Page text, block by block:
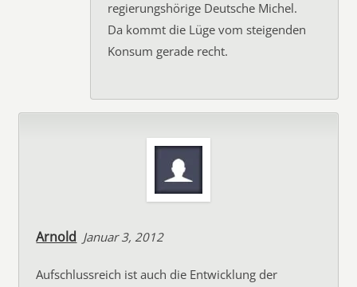
regierungshörige Deutsche Michel.
Da kommt die Lüge vom steigenden
Konsum gerade recht.
Arnold Januar 3, 2012
Aufschlussreich ist auch die Entwicklung der